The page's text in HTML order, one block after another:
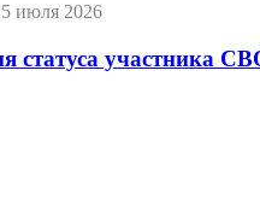
июля 2026
статуса участника